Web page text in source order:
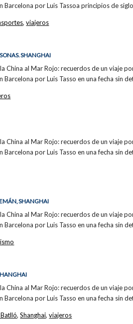
Barcelona por Luis Tassoa principios de
,viajeros
SHANGHAI
China al Mar Rojo: recuerdos de un viaje
Barcelona por Luis Tasso en una fecha sin
China al Mar Rojo: recuerdos de un viaje
Barcelona por Luis Tasso en una fecha sin
SHANGHAI
China al Mar Rojo: recuerdos de un viaje
Barcelona por Luis Tasso en una fecha sin
China al Mar Rojo: recuerdos de un viaje
Barcelona por Luis Tasso en una fecha sin
,Shanghai,viajeros